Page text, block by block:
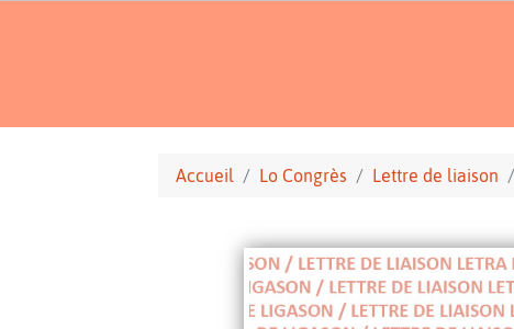
Accueil Lo Congrès Lettre de liaison